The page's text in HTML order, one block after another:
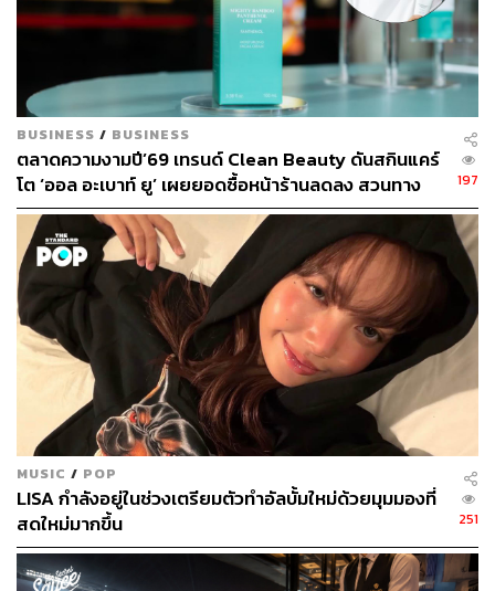
ช่วยต่อยอดความคิดสร้างสรรค์ของเธอได้เป็นอย่างดี แม้ผล
งานการออกแบบเรียวเล็บของเธอจะโด่งดังในเรื่องดีเทลที่
แปลกใหม่ สีสันและลวดลายที่ไม่ซ้ำ แต่ในชีวิตจริงของเธอ
กลับชอบเล็บที่เรียบง่าย
หากใครอยากเข้าไปส่องอินสตาแกรมของช่างทำเล็บสาวสุด
เฟี้ยวคนนี้ สามารถเข้าไปดูได้ที่อินสตาแกรม
@nail_unistella ซึ่งเธอจะโพสต์ภาพโชว์ผลงานเรียวเล็บ
สวยๆ ที่เธอออกแบบเองมากมาย เผื่อใครอยากใช้เป็นไอเดีย
แต่งเล็บของตัวเองบ้าง ก็มีหลายลวดลายที่สวย ล้ำ และไม่ซ้ำ
ใคร
BUSINESS / BUSINESS
ตลาดความงามปี’69 เทรนด์ Clean Beauty ดันสกินแคร์
โต ‘ออล อะเบาท์ ยู’ เผยยอดซื้อหน้าร้านลดลง สวนทาง
ช่องทางออนไลน์โตกระฉูด
197
MUSIC / POP
LISA กำลังอยู่ในช่วงเตรียมตัวทำอัลบั้มใหม่ด้วยมุมมองที่
สดใหม่มากขึ้น
251